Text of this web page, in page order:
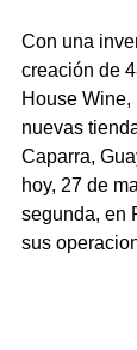
Con una
creación de
House
nuevas
Caparra,
hoy, 27 de
segunda, en
sus